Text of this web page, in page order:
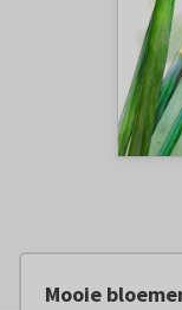
Mooie